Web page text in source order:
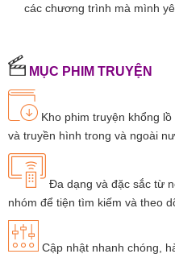
các chương trình mà mình
MỤC PHIM TRUYỆN
Kho phim truyện khổng
và truyền hình trong và ngoài
Đa dạng và đặc sắc từ
nhóm để tiện tìm kiếm và theo
Cập nhật nhanh chóng,